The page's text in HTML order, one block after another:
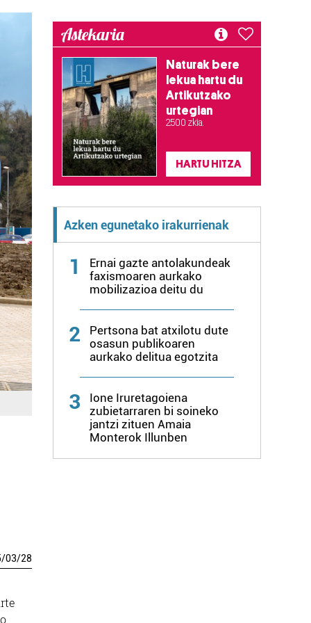
/03/28
Astekaria
Naturak bere
lekua hartu du
Artikutzako
urtegian
2.500 zkia.
HARTU HITZA
Azken egunetako irakurrienak
1
Ernai gazte antolakundeak
faxismoaren aurkako
mobilizazioa deitu du
2
Pertsona bat atxilotu dute
osasun publikoaren
aurkako delitua egotzita
3
Ione Iruretagoiena
zubietarraren bi soineko
jantzi zituen Amaia
Monterok Illunben